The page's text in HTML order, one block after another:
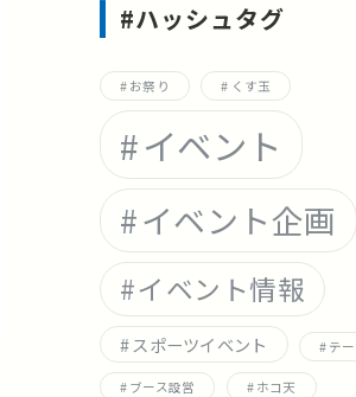
#ハッシュタグ
お祭り くす玉
イベント
イベント企画
イベント情報
スポーツイベント テ
ブース設営 ホコ天